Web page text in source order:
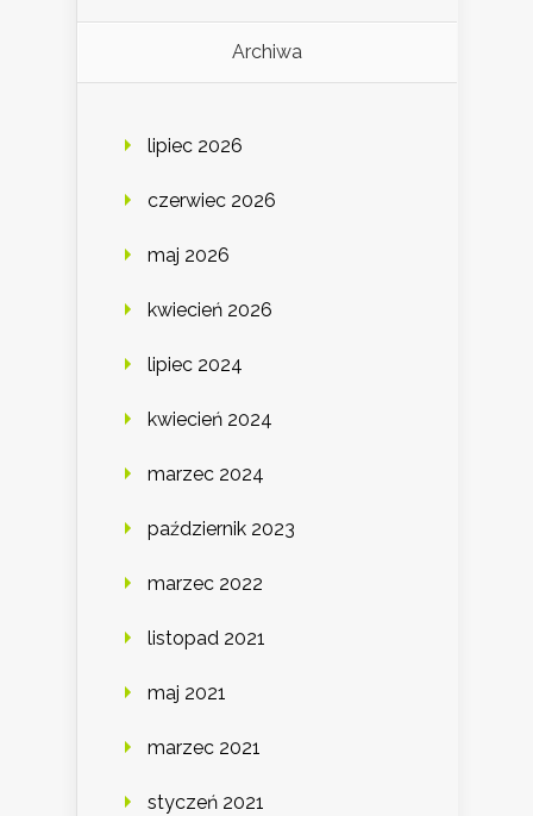
Archiwa
lipiec 2026
czerwiec 2026
maj 2026
kwiecień 2026
lipiec 2024
kwiecień 2024
marzec 2024
październik 2023
marzec 2022
listopad 2021
maj 2021
marzec 2021
styczeń 2021